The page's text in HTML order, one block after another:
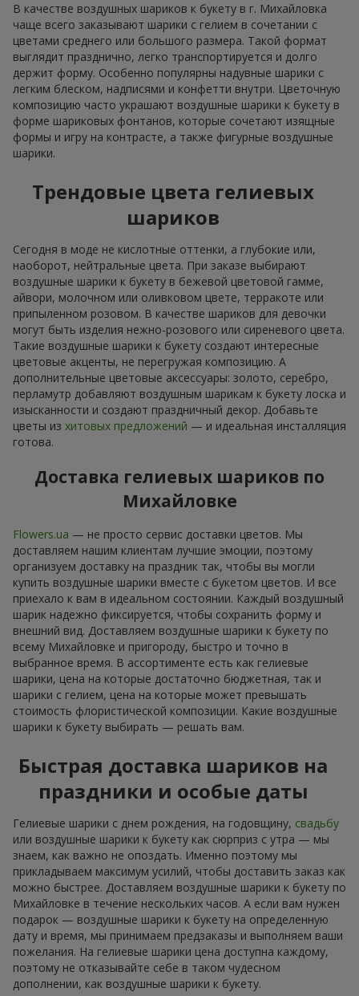
В качестве воздушных шариков к букету в г. Михайловка
чаще всего заказывают шарики с гелием в сочетании с
цветами среднего или большого размера. Такой формат
выглядит празднично, легко транспортируется и долго
держит форму. Особенно популярны надувные шарики с
легким блеском, надписями и конфетти внутри. Цветочную
композицию часто украшают воздушные шарики к букету в
форме шариковых фонтанов, которые сочетают изящные
формы и игру на контрасте, а также фигурные воздушные
шарики.
Трендовые цвета гелиевых
шариков
Сегодня в моде не кислотные оттенки, а глубокие или,
наоборот, нейтральные цвета. При заказе выбирают
воздушные шарики к букету в бежевой цветовой гамме,
айвори, молочном или оливковом цвете, терракоте или
припыленном розовом. В качестве шариков для девочки
могут быть изделия нежно-розового или сиреневого цвета.
Такие воздушные шарики к букету создают интересные
цветовые акценты, не перегружая композицию. А
дополнительные цветовые аксессуары: золото, серебро,
перламутр добавляют воздушным шарикам к букету лоска и
изысканности и создают праздничный декор. Добавьте
цветы из хитовых предложений — и идеальная инсталляция
готова.
Доставка гелиевых шариков по
Михайловке
Flowers.ua — не просто сервис доставки цветов. Мы
доставляем нашим клиентам лучшие эмоции, поэтому
организуем доставку на праздник так, чтобы вы могли
купить воздушные шарики вместе с букетом цветов. И все
приехало к вам в идеальном состоянии. Каждый воздушный
шарик надежно фиксируется, чтобы сохранить форму и
внешний вид. Доставляем воздушные шарики к букету по
всему Михайловке и пригороду, быстро и точно в
выбранное время. В ассортименте есть как гелиевые
шарики, цена на которые достаточно бюджетная, так и
шарики с гелием, цена на которые может превышать
стоимость флористической композиции. Какие воздушные
шарики к букету выбирать — решать вам.
Быстрая доставка шариков на
праздники и особые даты
Гелиевые шарики с днем рождения, на годовщину, свадьбу
или воздушные шарики к букету как сюрприз с утра — мы
знаем, как важно не опоздать. Именно поэтому мы
прикладываем максимум усилий, чтобы доставить заказ как
можно быстрее. Доставляем воздушные шарики к букету по
Михайловке в течение нескольких часов. А если вам нужен
подарок — воздушные шарики к букету на определенную
дату и время, мы принимаем предзаказы и выполняем ваши
пожелания. На гелиевые шарики цена доступна каждому,
поэтому не отказывайте себе в таком чудесном
дополнении, как воздушные шарики к букету.